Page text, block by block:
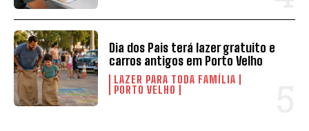
Dia dos Pais terá lazer gratuito e
carros antigos em Porto Velho
LAZER PARA TODA FAMÍLIA
PORTO VELHO